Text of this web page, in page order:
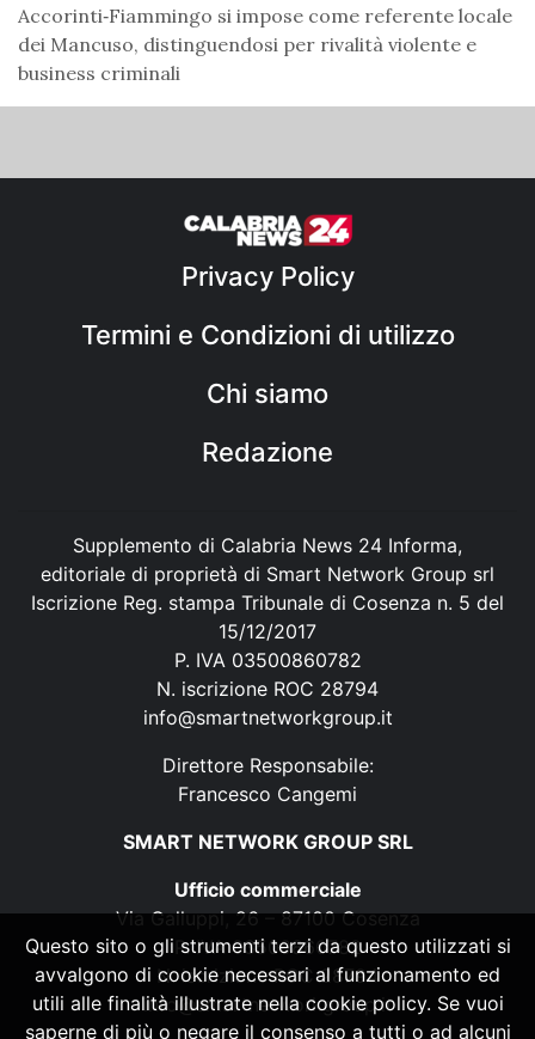
Accorinti‑Fiammingo si impose come referente locale
dei Mancuso, distinguendosi per rivalità violente e
business criminali
Privacy Policy
Termini e Condizioni di utilizzo
Chi siamo
Redazione
Supplemento di Calabria News 24 Informa,
editoriale di proprietà di Smart Network Group srl
Iscrizione Reg. stampa Tribunale di Cosenza n. 5 del
15/12/2017
P. IVA 03500860782
N. iscrizione ROC 28794
info@smartnetworkgroup.it
Direttore Responsabile:
Francesco Cangemi
SMART NETWORK GROUP SRL
Ufficio commerciale
Via Galluppi, 26 – 87100 Cosenza
P. IVA 03500860782
N. iscrizione ROC 28794
info@smartnetworkgroup.it
Questo sito o gli strumenti terzi da questo utilizzati si
avvalgono di cookie necessari al funzionamento ed
utili alle finalità illustrate nella cookie policy. Se vuoi
saperne di più o negare il consenso a tutti o ad alcuni